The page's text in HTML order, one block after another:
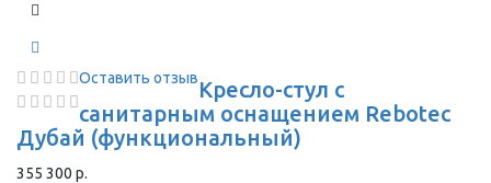
Оставить отзывКресло-стул с
санитарным оснащением Rebotec
Дубай (функциональный)
355 300 р.